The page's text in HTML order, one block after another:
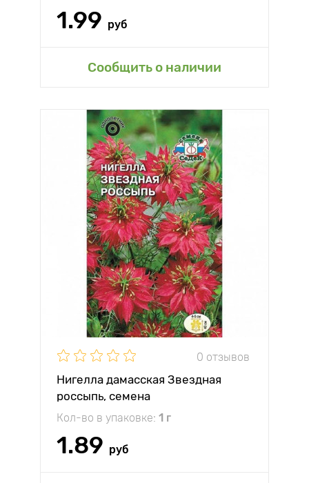
1.99 руб
Сообщить о наличии
0 отзывов
Нигелла дамасская Звездная
россыпь, семена
Кол-во в упаковке: 1 г
1.89 руб